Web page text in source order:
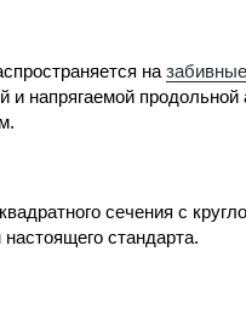
на
и напрягаемой
сечения с
стандарта.